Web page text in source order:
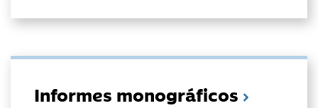
Informes monográficos